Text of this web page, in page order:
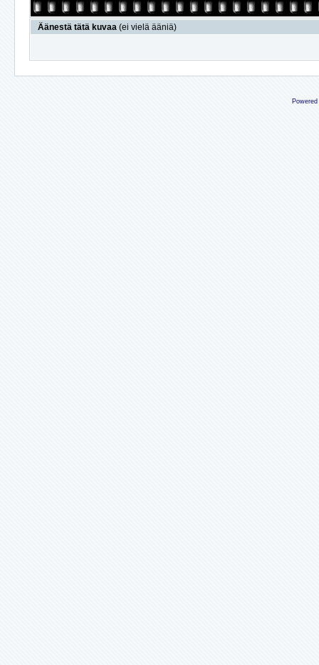
Äänestä tätä kuvaa (ei vielä ääniä)